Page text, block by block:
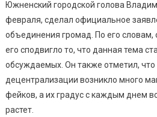
Южного
Сделал
Официальное
Заявление
По
Вопросу
Южненский городской голова
февраля, сделал официальное
объединения громад. По его
его сподвигло то, что данная тема
обсуждаемых. Он также отметил, что
децентрализации возникло много
фейков, а их градус с каждым днем
растет.